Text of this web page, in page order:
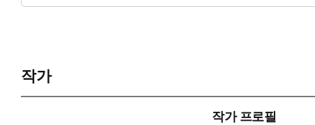
작가
작가 프로필